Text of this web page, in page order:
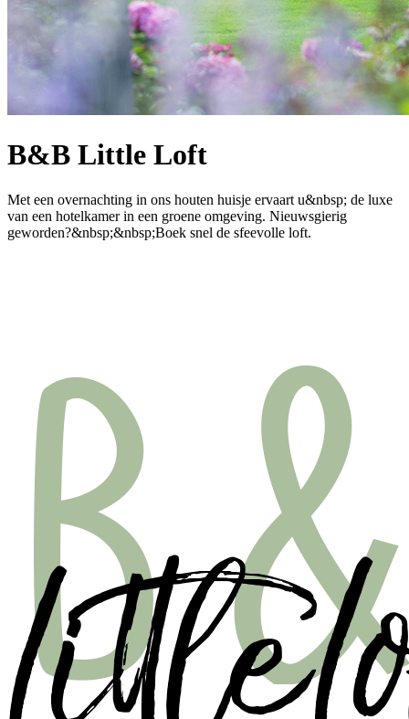
B&B Little Loft
Met een overnachting in ons houten huisje ervaart u&nbsp; de luxe
van een hotelkamer in een groene omgeving. Nieuwsgierig
geworden?&nbsp;&nbsp;Boek snel de sfeevolle loft.